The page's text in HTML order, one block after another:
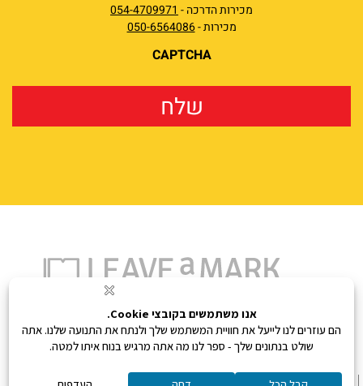
מכירות הדרכה -054-4709971
מכירות -050-6564086
CAPTCHA
אתם בידיים טובות
המתודולוגיה בואו לעבוד איתנו צור קשר